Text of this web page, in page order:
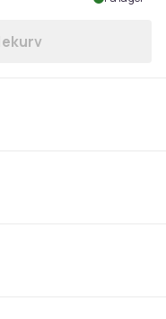
Premier Womens/